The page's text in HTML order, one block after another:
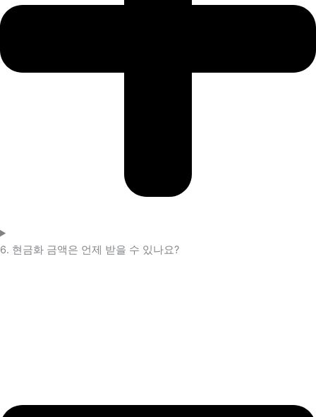
6. 현금화 금액은 언제 받을 수 있나요?